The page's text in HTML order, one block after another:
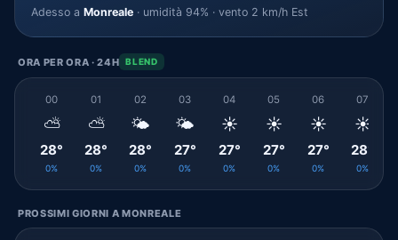
Adesso a Monreale · umidità 94% · vento 2 km/h Est
ORA PER ORA · 24H BLEND
00
⛅
28°
0%
01
⛅
28°
0%
02
🌤️
28°
0%
03
🌤️
27°
0%
04
☀️
27°
0%
05
☀️
27°
0%
06
☀️
27°
0%
07
☀️
28°
0%
PROSSIMI GIORNI A MONREALE